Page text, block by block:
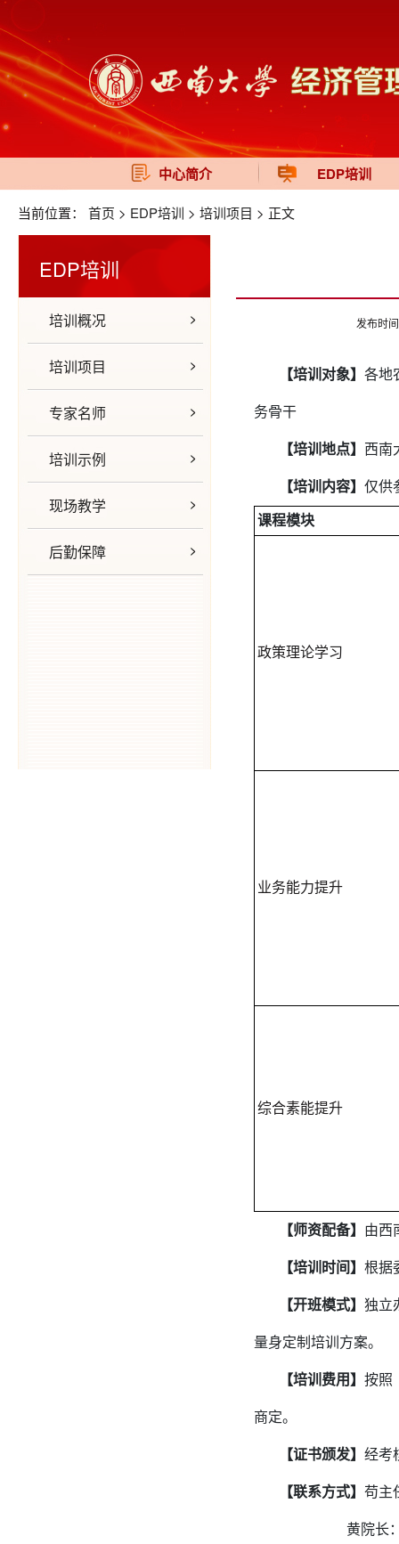
中心简介 EDP培训
当前位置： 首页 > EDP培训 > 培训项目 > 正文
EDP培训
培训概况
培训项目
专家名师
培训示例
现场教学
后勤保障
发布时
【培训对象】 各地
务骨干
【培训地点】 西南
【培训内容】 仅供
课程模块
政策理论学习
业务能力提升
综合素能提升
【师资配备】 由西
【培训时间】 根据
【开班模式】 独立
量身定制培训方案。
【培训费用】 按照
商定。
【证书颁发】 经考
【联系方式】 苟主
黄院长：